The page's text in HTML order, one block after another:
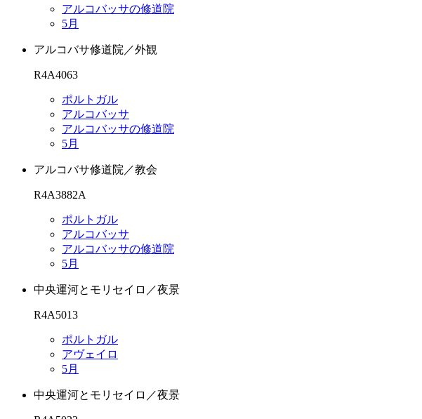
アルコバッサの修道院
5月
アルコバサ修道院／外観
R4A4063
ポルトガル
アルコバッサ
アルコバッサの修道院
5月
アルコバサ修道院／教会
R4A3882A
ポルトガル
アルコバッサ
アルコバッサの修道院
5月
中央運河とモリセイロ／夜景
R4A5013
ポルトガル
アヴェイロ
5月
中央運河とモリセイロ／夜景